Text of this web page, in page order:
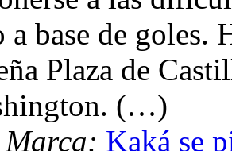
a base de goles.
Plaza de
(…)
Kaká se